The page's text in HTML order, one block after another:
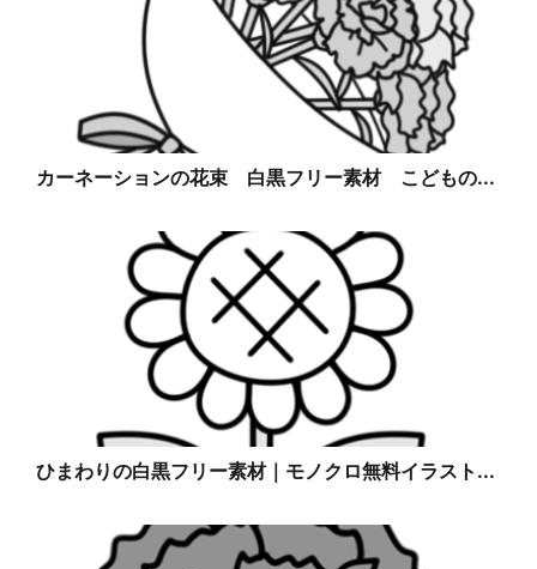
カーネーションの花束 白黒フリー素材 こどもの...
ひまわりの白黒フリー素材｜モノクロ無料イラスト...